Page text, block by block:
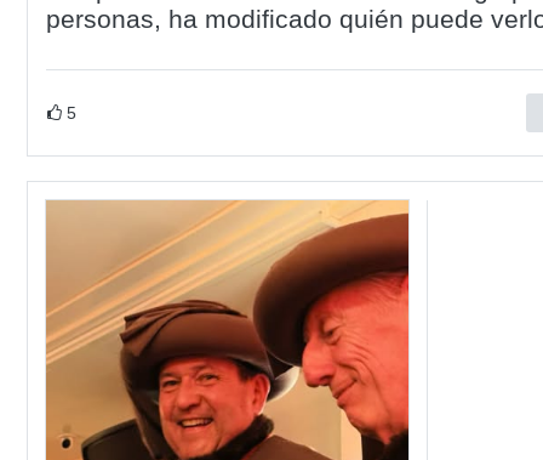
personas, ha modificado quién puede
5